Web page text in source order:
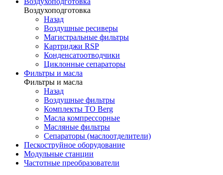
Воздухоподготовка
Назад
Воздушные ресиверы
Магистральные фильтры
Картриджи RSP
Конденсатоотводчики
Циклонные сепараторы
Фильтры и масла
Фильтры и масла
Назад
Воздушные фильтры
Комплекты ТО Berg
Масла компрессорные
Масляные фильтры
Сепараторы (маслоотделители)
Пескоструйное оборудование
Модульные станции
Частотные преобразователи